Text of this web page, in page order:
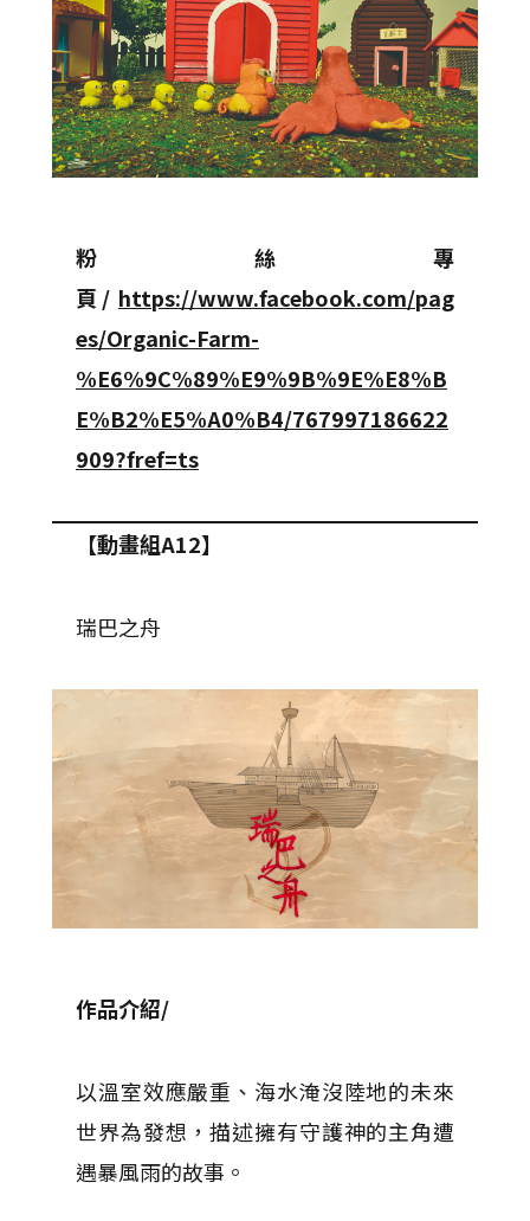
粉絲專
頁/ https://www.facebook.com/pag
es/Organic-Farm-
%E6%9C%89%E9%9B%9E%E8%B
E%B2%E5%A0%B4/767997186622
909?fref=ts
【動畫組A12】
瑞巴之舟
作品介紹/
以溫室效應嚴重、海水淹沒陸地的未來
世界為發想，描述擁有守護神的主角遭
遇暴風雨的故事。